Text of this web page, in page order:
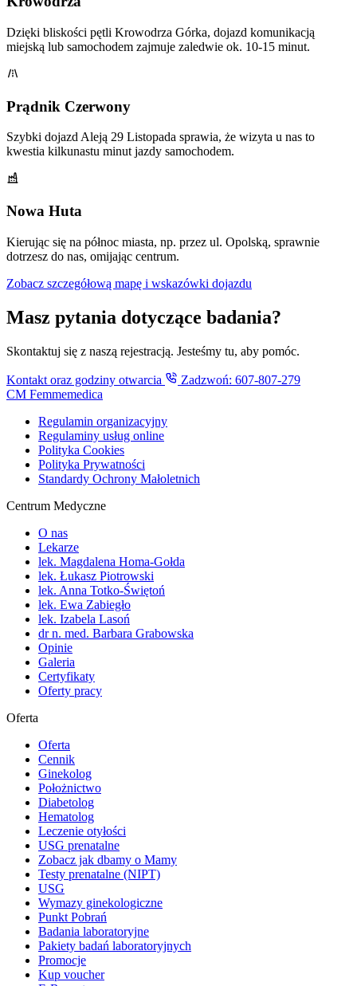
Dzięki bliskości pętli Krowodrza Górka, dojazd komunikacją
miejską lub samochodem zajmuje zaledwie ok. 10-15 minut.
Prądnik Czerwony
Szybki dojazd Aleją 29 Listopada sprawia, że wizyta u nas to
kwestia kilkunastu minut jazdy samochodem.
Nowa Huta
Kierując się na północ miasta, np. przez ul. Opolską, sprawnie
dotrzesz do nas, omijając centrum.
Zobacz szczegółową mapę i wskazówki dojazdu
Masz pytania dotyczące badania?
Skontaktuj się z naszą rejestracją. Jesteśmy tu, aby pomóc.
Kontakt oraz godziny otwarcia
Zadzwoń: 607-807-279
CM Femmemedica
Regulamin organizacyjny
Regulaminy usług online
Polityka Cookies
Polityka Prywatności
Standardy Ochrony Małoletnich
Centrum Medyczne
O nas
Lekarze
lek. Magdalena Homa-Gołda
lek. Łukasz Piotrowski
lek. Anna Totko-Świętoń
lek. Ewa Zabiegło
lek. Izabela Lasoń
dr n. med. Barbara Grabowska
Opinie
Galeria
Certyfikaty
Oferty pracy
Oferta
Oferta
Cennik
Ginekolog
Położnictwo
Diabetolog
Hematolog
Leczenie otyłości
USG prenatalne
Zobacz jak dbamy o Mamy
Testy prenatalne (NIPT)
USG
Wymazy ginekologiczne
Punkt Pobrań
Badania laboratoryjne
Pakiety badań laboratoryjnych
Promocje
Kup voucher